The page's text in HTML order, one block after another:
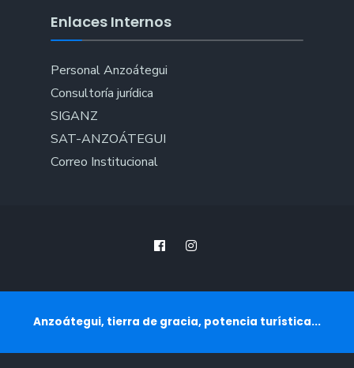
Enlaces Internos
Personal Anzoátegui
Consultoría jurídica
SIGANZ
SAT-ANZOÁTEGUI
Correo Institucional
Anzoátegui, tierra de gracia, potencia turística...